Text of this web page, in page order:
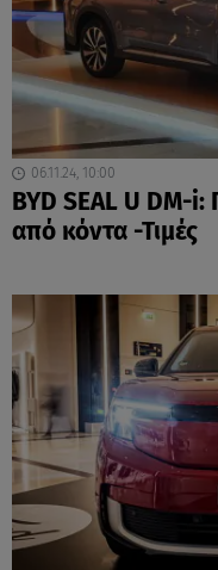
06.11.24, 10:00
BYD SEAL U DM-i:
από κόντα -Τιμές